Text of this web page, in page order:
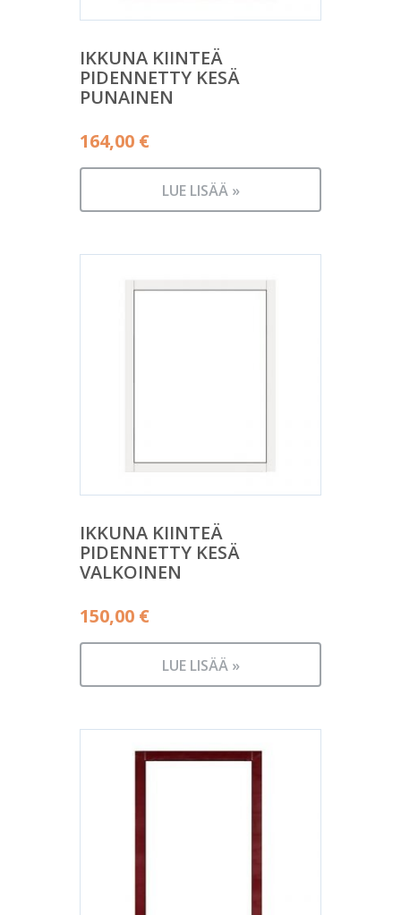
IKKUNA KIINTEÄ
PIDENNETTY KESÄ
PUNAINEN
164,00 €
LUE LISÄÄ »
IKKUNA KIINTEÄ
PIDENNETTY KESÄ
VALKOINEN
150,00 €
LUE LISÄÄ »